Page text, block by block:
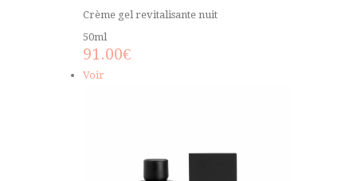
Crème gel revitalisante nuit
50ml
91.00€
Voir